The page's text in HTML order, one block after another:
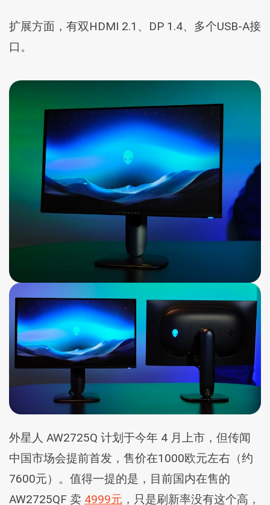
扩展方面，有双HDMI 2.1、DP 1.4、多个USB-A接
口。
外星人 AW2725Q 计划于今年 4 月上市，但传闻
中国市场会提前首发，售价在1000欧元左右（约
7600元）。值得一提的是，目前国内在售的
AW2725QF 卖 4999元 ，只是刷新率没有这个高，